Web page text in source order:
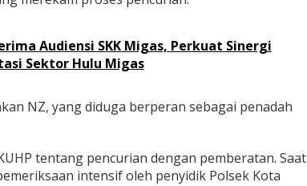
Audiensi SKK Migas, Perkuat Sinergi
Sektor Hulu Migas
NZ, yang diduga berperan sebagai penadah
tentang pencurian dengan pemberatan. Saat
intensif oleh penyidik Polsek Kota